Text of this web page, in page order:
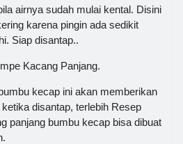
airnya sudah mulai kental. Disini
karena pingin ada sedikit
Siap disantap..
Kacang Panjang.
kecap ini akan memberikan
disantap, terlebih Resep
panjang bumbu kecap bisa dibuat